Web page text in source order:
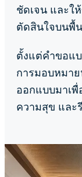
ชัดเจน และใ
ตัดสินใจบนพื้
ตั้งแต่คำขอแ
การมอบหมา
ออกแบบมาเ
ความสุข และ